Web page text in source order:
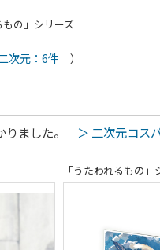
の」シリーズ
次元：6件 ）
りました。 ＞ 二次元コス
「うたわれるもの」